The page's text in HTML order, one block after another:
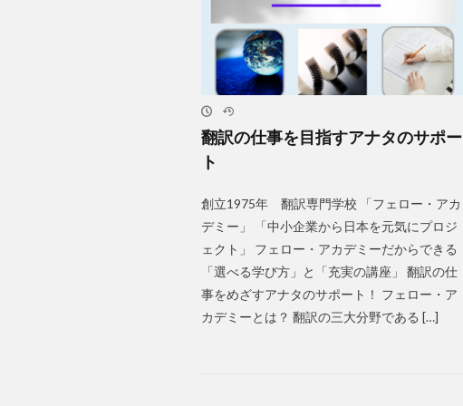
翻訳の仕事を目指すアナタのサポー
ト
創立1975年 翻訳専門学校 「フェロー・アカ
デミー」 「中小企業から日本を元気にプロジ
ェクト」 フェロー・アカデミーだからできる
「選べる学び方」と「充実の講座」 翻訳の仕
事をめざすアナタのサポート！ フェロー・ア
カデミーとは？ 翻訳の三大分野である […]